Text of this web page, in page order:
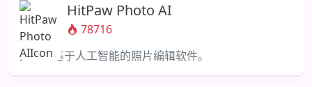
HitPaw Photo AI
78716
先进的基于人工智能的照片编辑软件。